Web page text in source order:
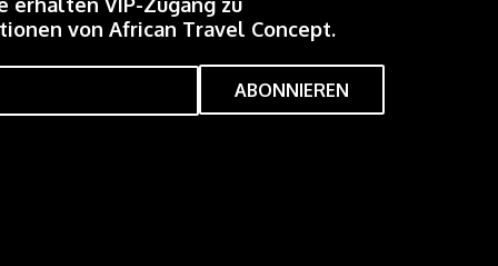
erhalten VIP-Zugang zu
von African Travel Concept.